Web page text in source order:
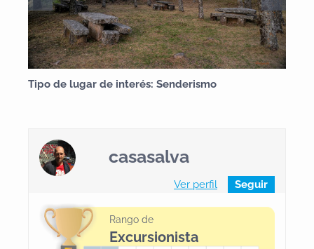
Tipo de lugar de interés: Senderismo
casasalva
Ver perfil Seguir
Rango de
Excursionista